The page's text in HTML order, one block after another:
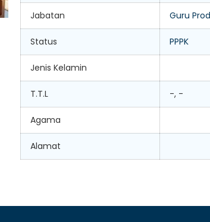
Jabatan Guru
Status PPPK
Jenis Kelamin
T.T.L -, -
Agama
Alamat